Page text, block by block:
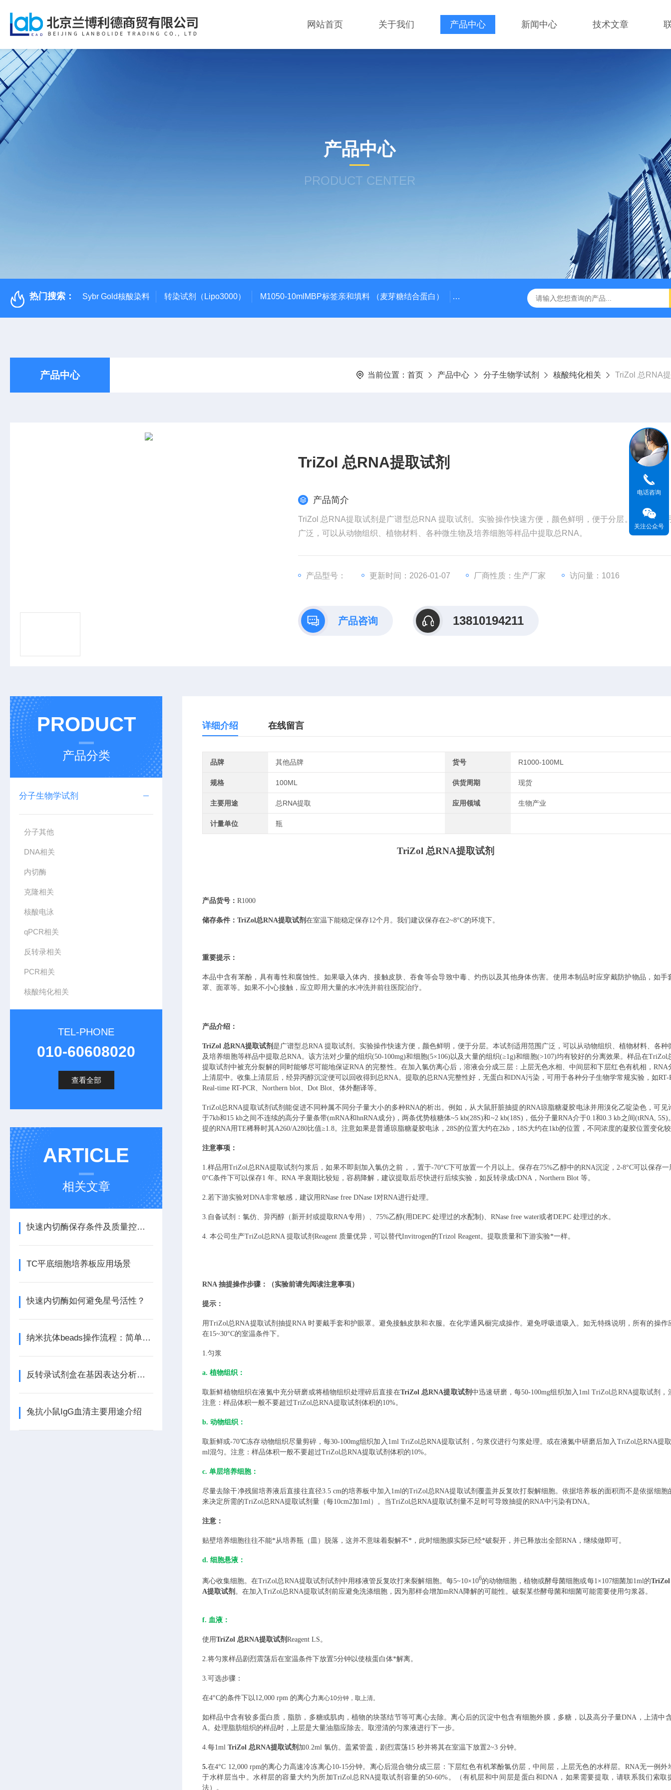
网站首页 关于我们 产品中心 新闻中心 技术文章
产品中心
PRODUCT CENTER
热门搜索： Sybr Gold核酸染料 转染试剂（Lipo3000） M1050-10mlMBP标签亲和填料 （麦芽糖结合蛋白） 500bp DNA Marker DNA Assembly Mix Plus无缝克隆
产品中心 当前位置： 首页 产品中心 分子生物学试剂 核酸纯化相关 TriZol 总RNA
TriZol 总RNA提取试剂
产品简介
TriZol 总RNA提取试剂是广谱型总RNA 提取试剂。实验操作快速方便，颜色鲜明，便于分层。本试剂适
广泛，可以从动物组织、植物材料、各种微生物及培养细胞等样品中提取总RNA。
产品型号： 更新时间：2026-01-07 厂商性质：生产厂家 访问量：1016
产品咨询 13810194211
PRODUCT
产品分类
分子生物学试剂
分子其他
DNA相关
内切酶
克隆相关
核酸电泳
qPCR相关
反转录相关
PCR相关
核酸纯化相关
TEL-PHONE
010-60608020
查看全部
ARTICLE
相关文章
快速内切酶保存条件及质量控制要点
TC平底细胞培养板应用场景
快速内切酶如何避免星号活性？
纳米抗体beads操作流程：简单高效一步到位
反转录试剂盒在基因表达分析中的应用
兔抗小鼠IgG血清主要用途介绍
详细介绍 在线留言
品牌 其他品牌 货号 R1000-100ML
规格 100ML 供货周期 现货
主要用途 总RNA提取 应用领域 生物产业
计量单位 瓶
TriZol 总RNA提取试剂
产品货号： R1000
储存条件： TriZol总RNA提取试剂 在室温下能稳定保存12个月。 我们建议保存在2~8°C的环境下。
重要提示：
本品中含有苯酚，具有毒性和腐蚀性。如果吸入体内、接触皮肤、吞食等会导致中毒、灼伤以及其他身体伤害。使用本制品时应穿戴防护物品，如手
罩、面罩等。如果不小心接触，应立即用大量的水冲洗并前往医院治疗。
产品介绍：
TriZol 总RNA提取试剂是广谱型总RNA 提取试剂。实验操作快速方便，颜色鲜明，便于分层。本试剂适用范围广泛，可以从动物组织、植物材料、各种
及培养细胞等样品中提取总RNA。该方法对少量的组织(50-100mg)和细胞(5×106)以及大量的组织(≥1g)和细胞(>107)均有较好的分离效果。样品在TriZol
提取试剂中被充分裂解的同时能够尽可能地保证RNA 的完整性。在加入氯仿离心后，溶液会分成三层：上层无色水相、中间层和下层红色有机相，RNA
上清层中。收集上清层后，经异丙醇沉淀便可以回收得到总RNA。提取的总RNA完整性好，无蛋白和DNA污染，可用于各种分子生物学常规实验，如RT-
Real-time RT-PCR、Northern blot、Dot Blot、体外翻译等。
TriZol总RNA提取试剂试剂能促进不同种属不同分子量大小的多种RNA的析出。例如，从大鼠肝脏抽提的RNA琼脂糖凝胶电泳并用溴化乙啶染色，可见
于7kb和15 kb之间不连续的高分子量条带(mRNA和hnRNA成分)，两条优势核糖体~5 kb(28S)和~2 kb(18S)，低分子量RNA介于0.1和0.3 kb之间(tRNA, 5S)
提的RNA用TE稀释时其A260/A280比值≥1.8。注意如果是普通琼脂糖凝胶电泳，28S的位置大约在2kb，18S大约在1kb的位置，不同浓度的凝胶位置变化
注意事项：
1.样品用TriZol总RNA提取试剂匀浆后，如果不即刻加入氯仿之前，，置于-70°C下可放置一个月以上。保存在75%乙醇中的RNA沉淀，2-8°C可以保存一
0°C条件下可以保存1 年。RNA 半衰期比较短，容易降解，建议提取后尽快进行后续实验，如反转录成cDNA，Northern Blot 等。
2.若下游实验对DNA非常敏感，建议用RNase free DNase I对RNA进行处理。
3. 自备试剂：氯仿、异丙醇（ 新开封或提取RNA专用）、75%乙醇(用DEPC 处理过的水配制)、RNase free water或者DEPC 处理过的水。
4. 本公司生产TriZol总RNA 提取试剂Reagent 质量优异，可以替代Invitrogen的Trizol Reagent。提取质量和下游实验*一样。
RNA 抽提操作步骤：（实验前请先阅读注意事项）
提示：
用TriZol总RNA提取试剂抽提RNA 时要戴手套和护眼罩。避免接触皮肤和衣服。在化学通风橱完成操作。避免呼吸道吸入。如无特殊说明，所有的操作
在15~30°C的室温条件下。
1.匀浆
a. 植物组织：
取新鲜植物组织在液氮中充分研磨或将植物组织处理碎后直接在TriZol 总RNA提取试剂中迅速研磨，每50-100mg组织加入1ml TriZol总RNA提取试剂，
注意：样品体积一般不要超过TriZol总RNA提取试剂体积的10%。
b. 动物组织：
取新鲜或-70℃冻存动物组织尽量剪碎，每30-100mg组织加入1ml TriZol总RNA提取试剂，匀浆仪进行匀浆处理。或在液氮中研磨后加入TriZol总RNA提
ml混匀。注意：样品体积一般不要超过TriZol总RNA提取试剂体积的10%。
c. 单层培养细胞：
尽量去除干净残留培养液后直接往直径3.5 cm的培养板中加入1ml的TriZol总RNA提取试剂覆盖并反复吹打裂解细胞。依据培养板的面积而不是依据细胞
来决定所需的TriZol总RNA提取试剂量（每10cm2加1ml）。当TriZol总RNA提取试剂量不足时可导致抽提的RNA中污染有DNA。
注意：
贴壁培养细胞往往不能*从培养瓶（皿）脱落，这并不意味着裂解不*，此时细胞膜实际已经*破裂开，并已释放出全部RNA，继续做即可。
d. 细胞悬液：
离心收集细胞。在TriZol总RNA提取试剂试剂中用移液管反复吹打来裂解细胞。每5~10×106的动物细胞，植物或酵母菌细胞或每1×107细菌加1ml的TriZol
A提取试剂 。在加入TriZol总RNA提取试剂前应避免洗涤细胞，因为那样会增加mRNA降解的可能性。破裂某些酵母菌和细菌可能需要使用匀浆器。
f. 血液：
使用TriZol 总RNA提取试剂 Reagent LS。
2. 将匀浆样品剧烈震荡后在室温条件下放置5分钟以使核蛋白体*解离。
3.可选步骤：
在4°C的条件下以12,000 rpm 的离心力离心10分钟，取上清。
如样品中含有较多蛋白质，脂肪，多糖或肌肉，植物的块茎结节等可离心去除。离心后的沉淀中包含有细胞外膜，多糖，以及高分子量DNA，上清中
A。处理脂肪组织的样品时，上层是大量油脂应除去。取澄清的匀浆液进行下一步。
4. 每1ml TriZol 总RNA提取试剂 加0.2ml 氯仿。盖紧管盖，剧烈震荡15 秒并将其在室温下放置2~3 分钟。
5.在4°C 12,000 rpm的离心力高速冷冻离心10-15分钟。离心后混合物分成三层：下层红色有机苯酚氯仿层，中间层，上层无色的水样层。RNA无一例外
于水样层当中。水样层的容量大约为所加TriZol总RNA提取试剂容量的50-60%。（有机层和中间层是蛋白和DNA，如果需要提取，请联系我们索取
法）。
电话咨询
关注公众号